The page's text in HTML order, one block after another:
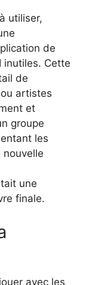
utiliser,
de
inutiles. Cette
de
artistes
et
groupe
les
une
finale.
avec les